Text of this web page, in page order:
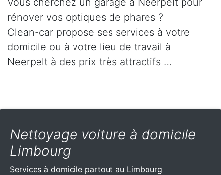
Vous cherchez un garage à Neerpelt pour
rénover vos optiques de phares ?
Clean-car propose ses services à votre
domicile ou à votre lieu de travail à
Neerpelt à des prix très attractifs …
Nettoyage voiture à domicile
Limbourg
Services à domicile partout au Limbourg